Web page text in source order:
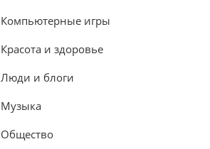
Компьютерные игры
Красота и здоровье
Люди и блоги
Музыка
Общество